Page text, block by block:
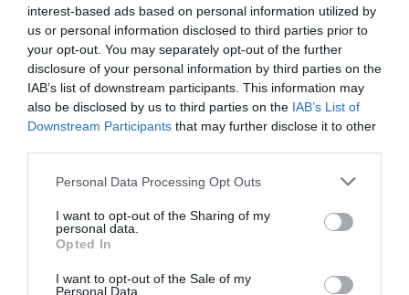
interest-based ads based on personal information utilized by
us or personal information disclosed to third parties prior to
your opt-out. You may separately opt-out of the further
disclosure of your personal information by third parties on the
IAB’s list of downstream participants. This information may
also be disclosed by us to third parties on the IAB’s List of
Downstream Participants that may further disclose it to other
Please note that this website/app uses one or more Google
not limited to your visit or usage behaviour. You may click to
grant or deny consent to Google and its third-party tags to
use your data for below specified purposes in below Google
consent section.
Personal Data Processing Opt Outs
I want to opt-out of the Sharing of my
personal data.
Opted In
I want to opt-out of the Sale of my
Personal Data.
Lemond Akio Toyoda, a Toyota első
embere
A Toyota vezérigazgatója szerint nem
kéne még…